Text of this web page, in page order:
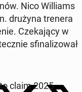
Nico Wil­liams
drużyna trenera
Cze­ka­ją­cy w
sfi­na­li­zo­wał
claim 2025